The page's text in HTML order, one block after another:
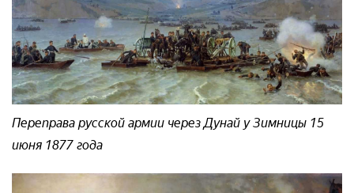
Переправа русской армии через Дунай у Зимницы 15
июня 1877 года